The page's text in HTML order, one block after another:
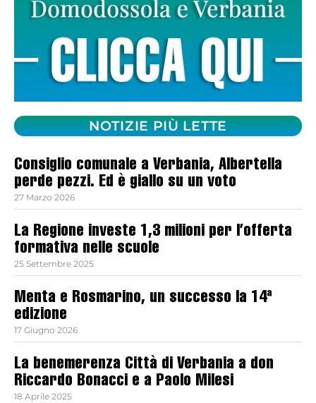
NOTIZIE PIÙ LETTE
Consiglio comunale a Verbania, Albertella
perde pezzi. Ed è giallo su un voto
27 Marzo 2026
La Regione investe 1,3 milioni per l’offerta
formativa nelle scuole
25 Settembre 2025
Menta e Rosmarino, un successo la 14ª
edizione
17 Giugno 2026
La benemerenza Città di Verbania a don
Riccardo Bonacci e a Paolo Milesi
18 Aprile 2025